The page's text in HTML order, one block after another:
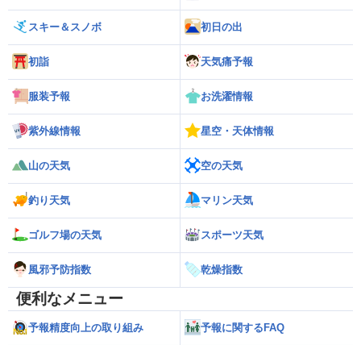
スキー＆スノボ 初日の出
初詣 天気痛予報
服装予報 お洗濯情報
紫外線情報 星空・天体情報
山の天気 空の天気
釣り天気 マリン天気
ゴルフ場の天気 スポーツ天気
風邪予防指数 乾燥指数
便利なメニュー
予報精度向上の取り組み 予報に関するFAQ